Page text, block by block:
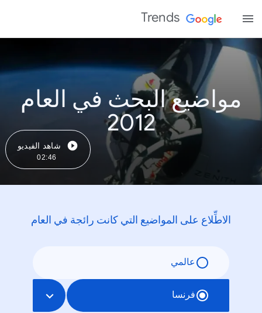
Trends
مواضيع البحث في العام
2012
شاهد الفيديو
02:46
الاطِّلاع على المواضيع التي كانت رائجة في العام
عالمي
فرنسا